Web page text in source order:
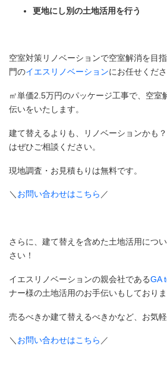
更地にし別の土地活用を行う
空室対策リノベーションで空室解消を目
門のイエスリノベーションにお任せくださ
㎡単価2.5万円のパッケージ工事で、空室
伝いをいたします。
建て替えるよりも、リノベーションかも
はぜひご相談ください。
現地調査・お見積もりは無料です。
＼ お問い合わせはこちら ／
さらに、建て替えを含めた土地活用につ
さい！
イエスリノベーションの親会社であるGA
ナー様の土地活用のお手伝いもしておりま
売るべきか建て替えるべきかなど、お気軽
＼ お問い合わせはこちら ／